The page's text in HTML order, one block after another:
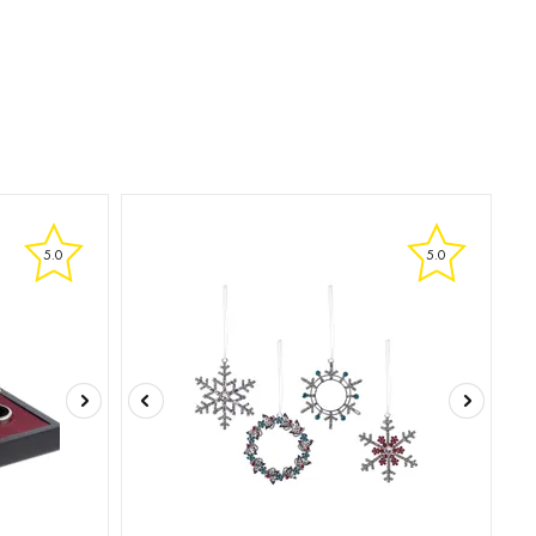
5.0 5.0